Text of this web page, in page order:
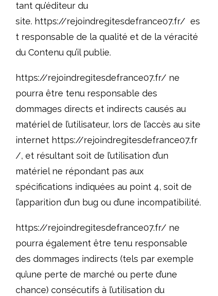
tant qu’éditeur du
site. https://rejoindregitesdefrance07.fr/ es
t responsable de la qualité et de la véracité
du Contenu qu’il publie.
https://rejoindregitesdefrance07.fr/ ne
pourra être tenu responsable des
dommages directs et indirects causés au
matériel de l’utilisateur, lors de l’accès au site
internet https://rejoindregitesdefrance07.fr
/, et résultant soit de l’utilisation d’un
matériel ne répondant pas aux
spécifications indiquées au point 4, soit de
l’apparition d’un bug ou d’une incompatibilité.
https://rejoindregitesdefrance07.fr/ ne
pourra également être tenu responsable
des dommages indirects (tels par exemple
qu’une perte de marché ou perte d’une
chance) consécutifs à l’utilisation du